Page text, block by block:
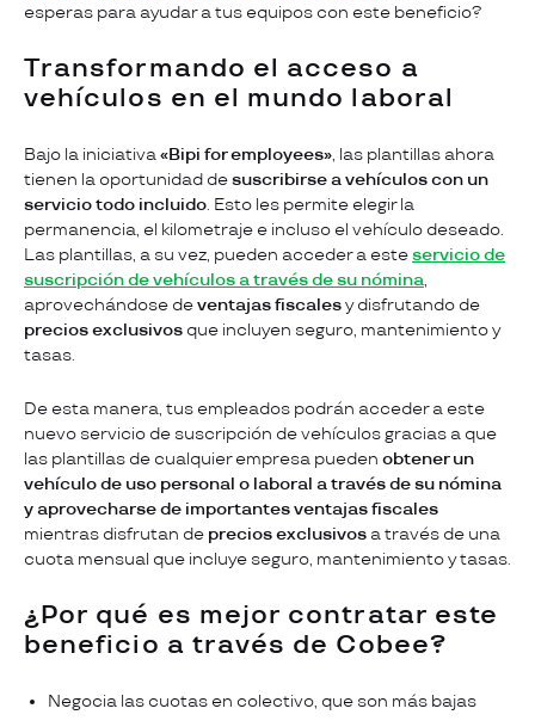
esperas para ayudar a tus equipos con este beneficio?
Transformando el acceso a
vehículos en el mundo laboral
Bajo la iniciativa«Bipi for employees», las plantillas ahora
tienen la oportunidad desuscribirse a vehículos con un
servicio todo incluido. Esto les permite elegir la
permanencia, el kilometraje e incluso el vehículo deseado.
Las plantillas, a su vez, pueden acceder a esteservicio de
suscripción de vehículos a través de su nómina,
aprovechándose deventajas fiscalesy disfrutando de
precios exclusivos que incluyen seguro, mantenimiento y
tasas.
De esta manera, tus empleados podrán acceder a este
nuevo servicio de suscripción de vehículos gracias a que
las plantillas de cualquier empresa pueden obtener un
vehículo de uso personal o laboral a través de su nómina
y aprovecharse de importantes ventajas fiscales
mientras disfrutan de precios exclusivos a través de una
cuota mensual que incluye seguro, mantenimiento y tasas.
¿Por qué es mejor contratar este
beneficio a través de Cobee?
Negocia las cuotas en colectivo, que son más bajas